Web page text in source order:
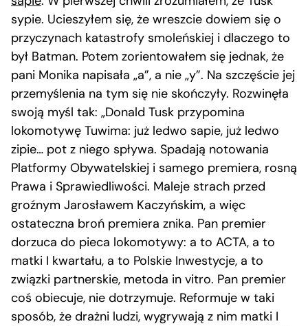
sypie. Ucieszyłem się, że wreszcie dowiem się o
przyczynach katastrofy smoleńskiej i dlaczego to
był Batman. Potem zorientowałem się jednak, że
pani Monika napisała „a”, a nie „y”. Na szczęście jej
przemyślenia na tym się nie skończyły. Rozwinęła
swoją myśl tak: „Donald Tusk przypomina
lokomotywę Tuwima: już ledwo sapie, już ledwo
zipie… pot z niego spływa. Spadają notowania
Platformy Obywatelskiej i samego premiera, rosną
Prawa i Sprawiedliwości. Maleje strach przed
groźnym Jarosławem Kaczyńskim, a więc
ostateczna broń premiera znika. Pan premier
dorzuca do pieca lokomotywy: a to ACTA, a to
matki I kwartału, a to Polskie Inwestycje, a to
związki partnerskie, metoda in vitro. Pan premier
coś obiecuje, nie dotrzymuje. Reformuje w taki
sposób, że drażni ludzi, wygrywają z nim matki I